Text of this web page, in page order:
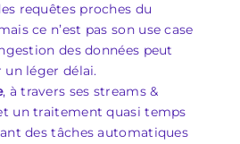
requêtes proches du
ce n’est pas son use case
des données peut
un léger délai.
, à travers ses streams &
un traitement quasi temps
des tâches automatiques